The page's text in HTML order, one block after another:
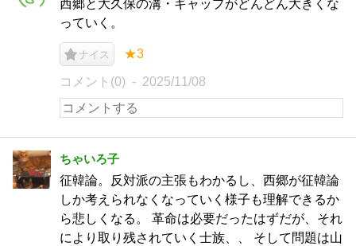
西郷と大久保の溝・ギャップがどんどん大きくな
っていく。
ナイス ★3
コメント(0) 2025/11/08
ちゃいろ子
征韓論。反対派の主張もわかるし、西郷が征韓論
しか考えられなくなっていく様子も理解できるか
ら悲しくなる。 革命は必要だったはずだが、それ
により取り残されていく士族、、 そして問題は山